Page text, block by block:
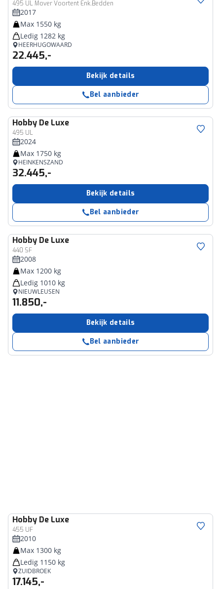
495 UL Mover Voortent Enk.Bedden
2017
Max 1550 kg
Ledig 1282 kg
HEERHUGOWAARD
22.445,-
Bekijk details
Bel aanbieder
Hobby De Luxe
495 UL
2024
Max 1750 kg
HEINKENSZAND
32.445,-
Bekijk details
Bel aanbieder
Hobby De Luxe
440 SF
2008
Max 1200 kg
Ledig 1010 kg
NIEUWLEUSEN
11.850,-
Bekijk details
Bel aanbieder
Hobby De Luxe
455 UF
2010
Max 1300 kg
Ledig 1150 kg
ZUIDBROEK
17.145,-